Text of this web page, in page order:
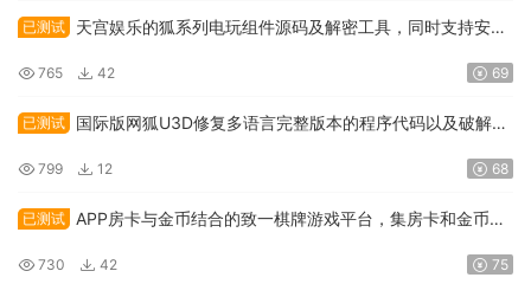
已测试
天宫娱乐的狐系列电玩组件源码及解密工具，同时支持安卓
765 42 69
已测试
国际版网狐U3D修复多语言完整版本的程序代码以及破解服
799 12 68
已测试
APP房卡与金币结合的致一棋牌游戏平台，集房卡和金币于
730 42 75